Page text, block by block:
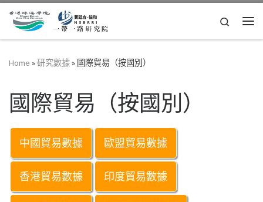
Skip to content
Search
Home »研究數據» 國際貿易（按國別）
國際貿易（按國別）
中國貿易數據 歐盟貿易數據
香港貿易數據 印度貿易數據